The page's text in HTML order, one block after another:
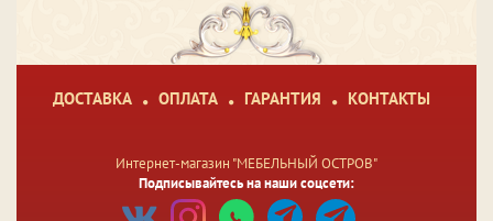
ДОСТАВКА ОПЛАТА ГАРАНТИЯ КОНТАКТЫ
Интернет-магазин "МЕБЕЛЬНЫЙ ОСТРОВ"
Подписывайтесь на наши соцсети: